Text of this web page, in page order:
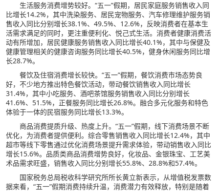
生活服务消费增势较好。“五一”假期，居民家庭服务销售收入同
比增长14.2%，其中洗染服务、居民宠物服务、汽车修理维护服务销
售收入同比分别增长38.1%、49.5%、12.6%，反映消费者在基本生
活需求满足的同时，更注重便利化、悦己式生活。消费者健康消费活
动有所增加，居民健康服务销售收入同比增长40.1%，其中与保健及
健康管理相关的健康咨询服务同比增长40.5%，健身休闲服务同比增
长28.7%。
餐饮及住宿消费增长较快。“五一”假期，餐饮消费市场态势良
好，不少地方推出特色餐饮活动，带动餐饮销售收入同比增长
31.4%，其中小吃服务、酒吧茶馆服务销售收入同比分别增长
41.6%、51.5%，正餐服务同比增长26.8%。融合多元化服务和特色
体验于一体的民宿服务同比增长13.3%。
商品消费提质升级、热度上升。“五一”假期，线下消费场景不断
优化，为消费者提供便利。综合零售销售收入同比增长12.4%，其中
超市等线下零售通过优化消费场景提升需求体验，带动销售收入同比
增长15.6%。品质类商品消费增势良好，化妆品、金银珠宝、工艺美
术品需求旺盛，销售收入同比分别增长55.8%、28.8%和57.4%。
国家税务总局税收科学研究所所长黄立新表示，从增值税发票数
据来看，“五一”假期消费持续升温，消费潜力有效释放，特别是随着